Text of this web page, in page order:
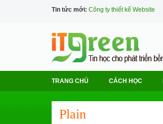
Tin tức mới: Công ty thiết kế Website
TRANG CHỦ CÁCH HỌC
Plain